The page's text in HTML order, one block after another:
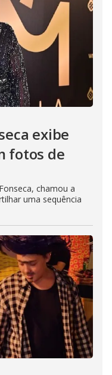
exibe
fotos de
chamou a
uma sequência